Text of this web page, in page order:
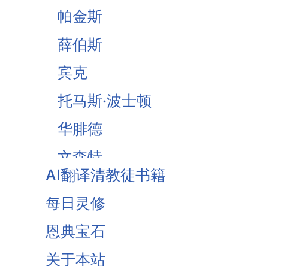
帕金斯
薛伯斯
宾克
托马斯·波士顿
华腓德
文森特
Brooks
Owen
Traill
AI翻译清教徒书籍
每日灵修
恩典宝石
关于本站